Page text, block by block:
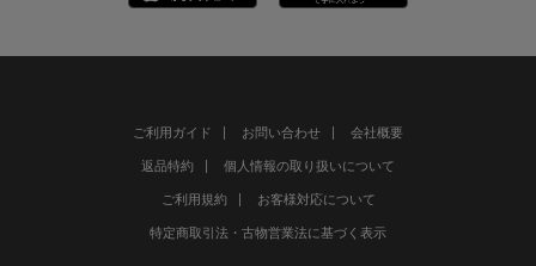
ご利用ガイド お問い合わせ 会社概要
返品特約 個人情報の取り扱いについて
ご利用規約 お客様対応について
特定商取引法・古物営業法に基づく表示